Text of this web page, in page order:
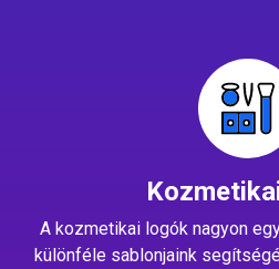
A kozmetikai logók nagyon
különféle sablonjaink